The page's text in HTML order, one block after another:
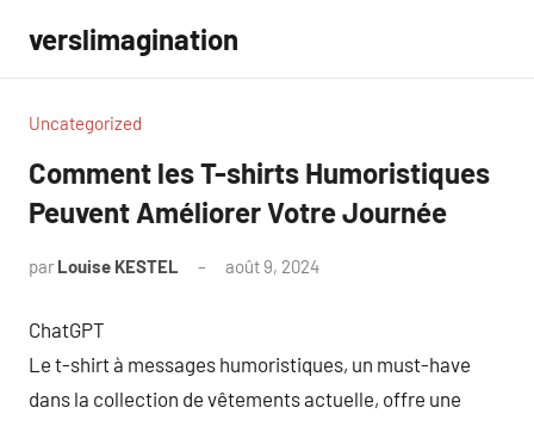
contenu
verslimagination
Uncategorized
Comment les T-shirts Humoristiques
Peuvent Améliorer Votre Journée
par Louise KESTEL août 9, 2024
ChatGPT
Le t-shirt à messages humoristiques, un must-have
dans la collection de vêtements actuelle, offre une